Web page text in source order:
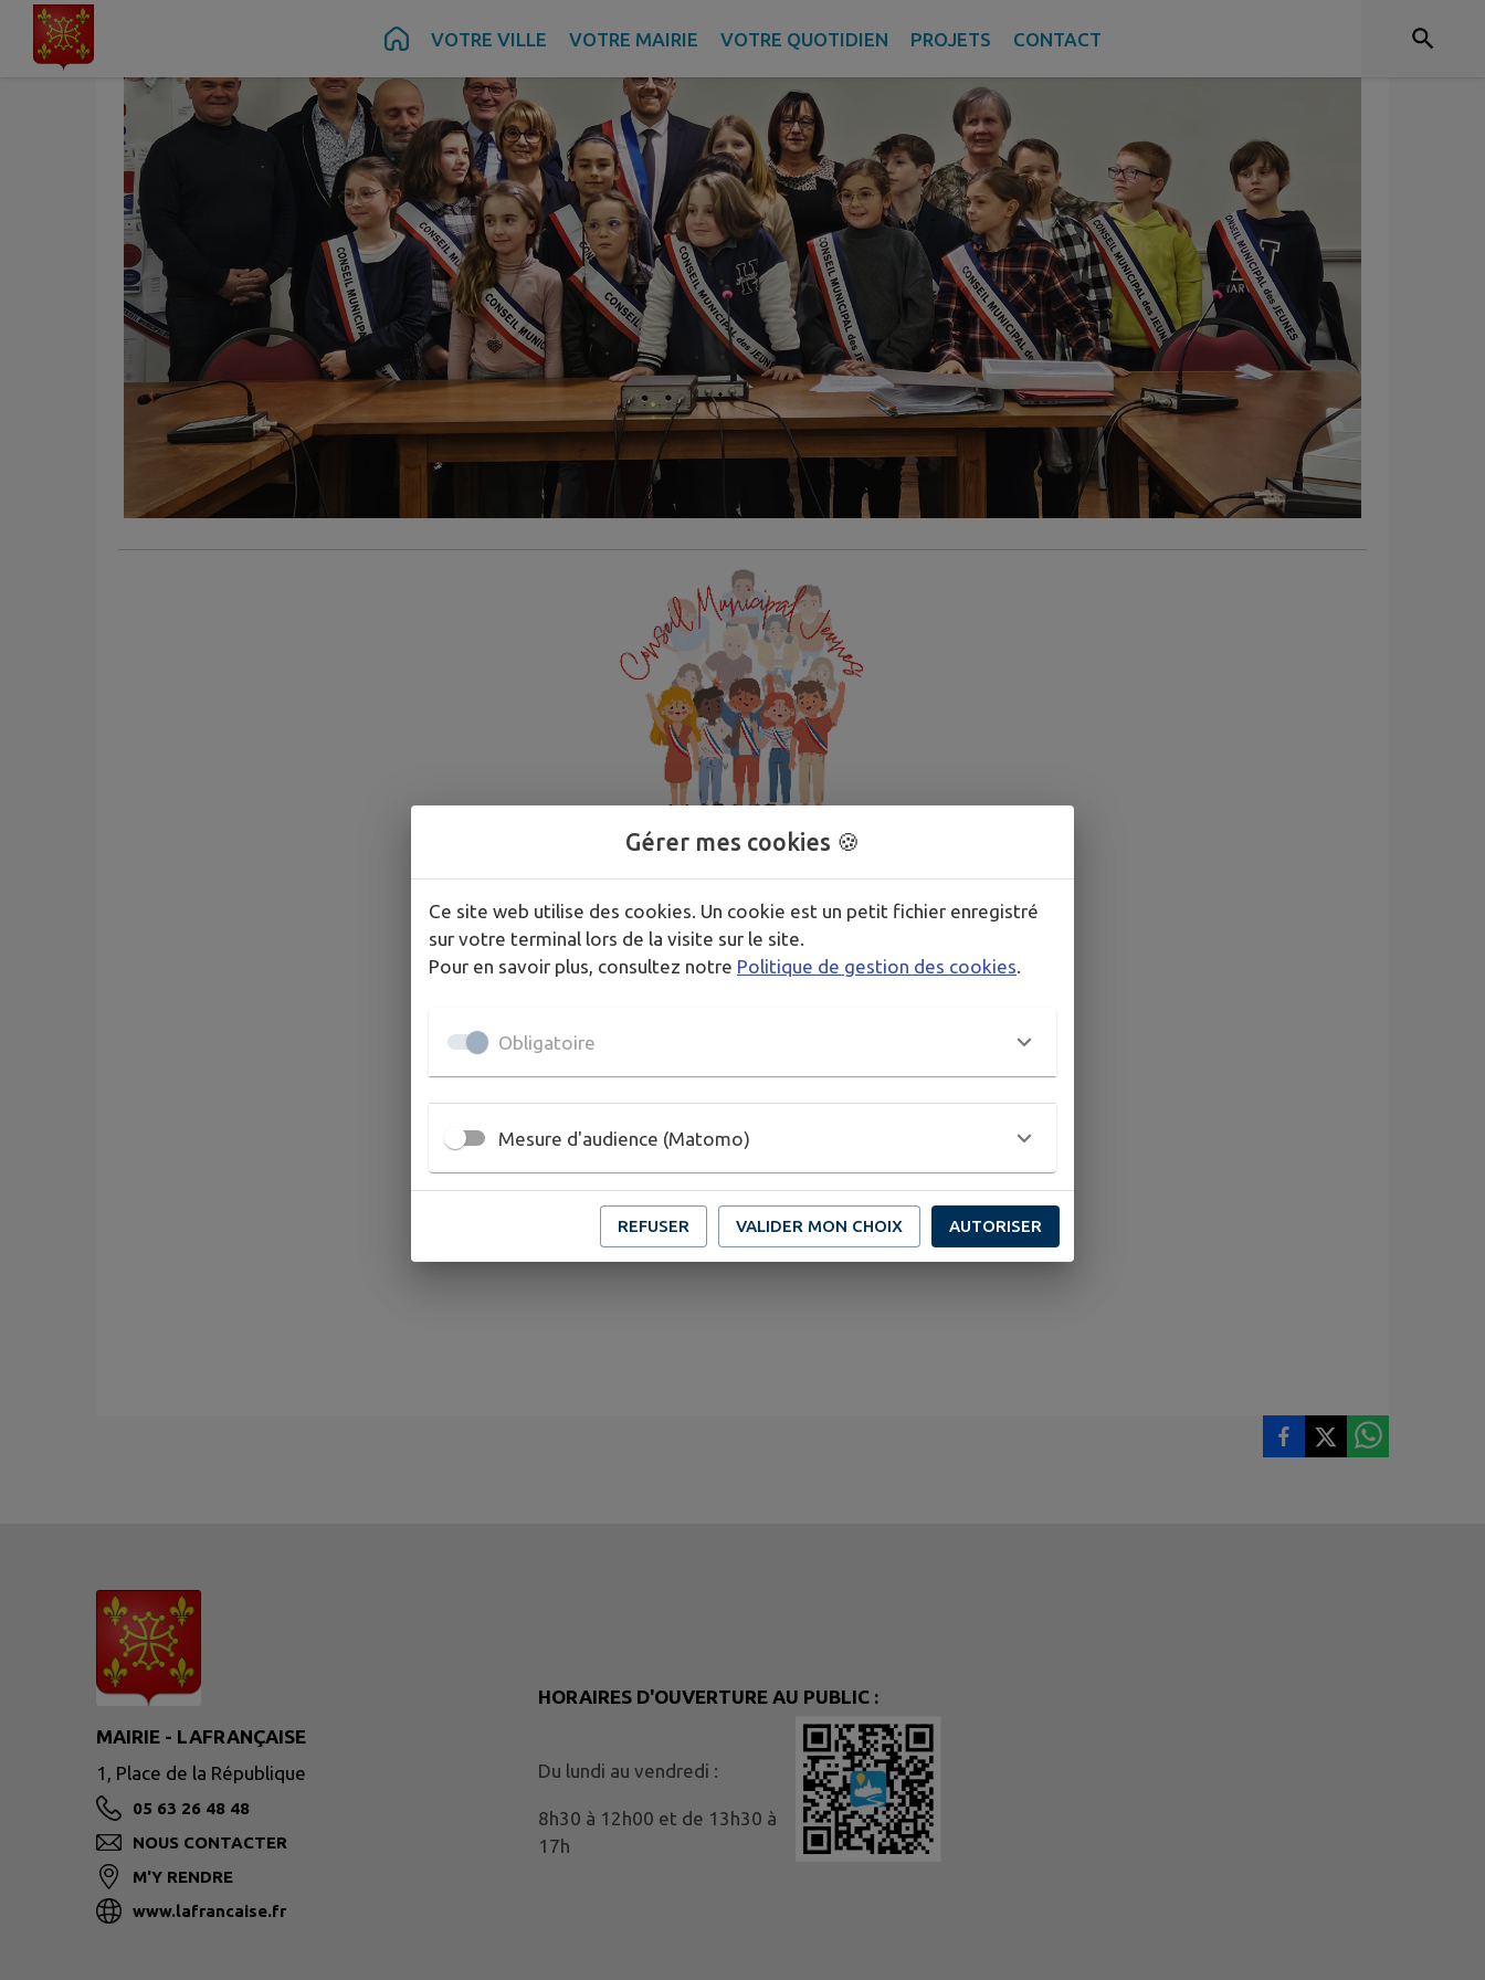
Contenu Pied de page VOTRE VILLE VOTRE MAIRIE VOTRE QUOTIDIEN PROJETS CONTACT
MAIRIE - LAFRANÇAISE
1, Place de la République
05 63 26 48 48
NOUS CONTACTER
M'Y RENDRE
www.lafrancaise.fr
HORAIRES D'OUVERTURE AU PUBLIC :
Du lundi au vendredi :
8h30 à 12h00 et de 13h30 à
17h
Gérer mes cookies 🍪
Ce site web utilise des cookies. Un cookie est un petit fichier enregistré
sur votre terminal lors de la visite sur le site.
Pour en savoir plus, consultez notre Politique de gestion des cookies.
Obligatoire
Mesure d'audience (Matomo)
REFUSER VALIDER MON CHOIX AUTORISER